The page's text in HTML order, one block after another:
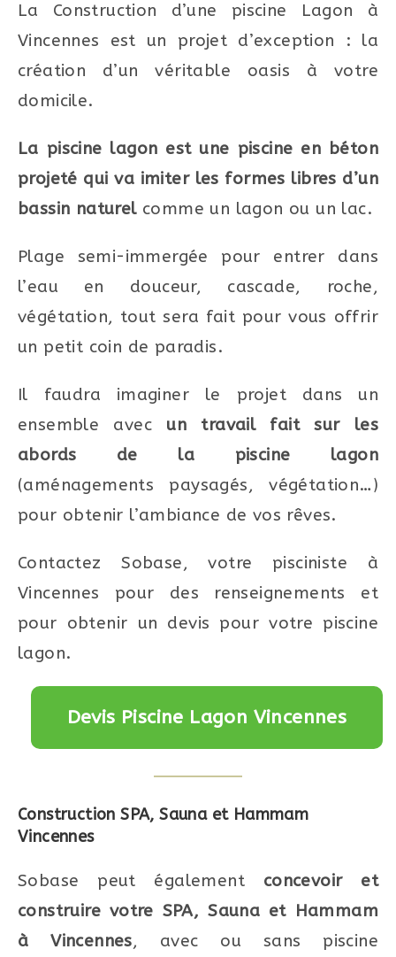
La Construction d’une piscine Lagon à
Vincennes est un projet d’exception : la
création d’un véritable oasis à votre
domicile.
La piscine lagon est une piscine en béton
projeté qui va imiter les formes libres d’un
bassin naturelcomme un lagon ou un lac.
Plage semi-immergée pour entrer dans
l’eau en douceur, cascade, roche,
végétation, tout sera fait pour vous offrir
un petit coin de paradis.
Il faudra imaginer le projet dans un
ensemble avec un travail fait sur les
abords de la piscine lagon
(aménagements paysagés, végétation…)
pour obtenir l’ambiance de vos rêves.
Contactez Sobase, votre pisciniste à
Vincennes pour des renseignements et
pour obtenir un devis pour votre piscine
lagon.
Devis Piscine Lagon Vincennes
Construction SPA, Sauna et Hammam
Vincennes
Sobase peut également concevoir et
construire votre SPA, Sauna et Hammam
à Vincennes, avec ou sans piscine